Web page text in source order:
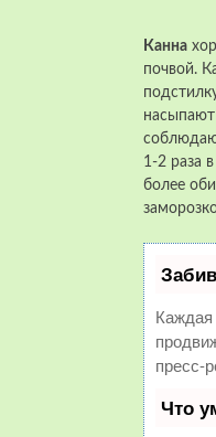
Канна
почвой.
1-2 раза
более
Каждая
пресс-
Что